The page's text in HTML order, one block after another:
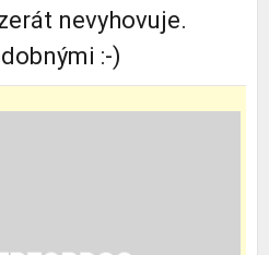
nevyhovuje.
:-)